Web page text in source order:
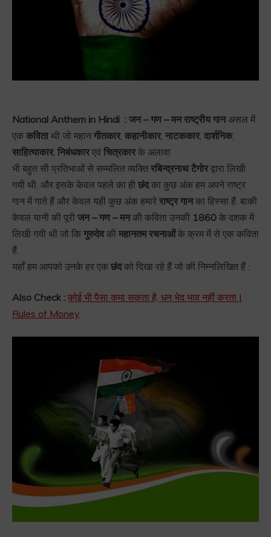
National Anthem in Hindi : जन – गण – मन राष्ट्रीय गानअसल में
एक कविताथी जो महान गीतकार, कहानीकार, नाटककार, दार्शनिक,
साहित्याकार, निबंधकारएवं चित्रकारके अलावा
भी बहुत सी प्रतिभाओं से सम्मलित व्यक्ति रबिन्द्रनाथ टैगोरद्वारा लिखी
गयी थी. और इसके केवल पहले का ही छंदका कुछ अंक हम अपने राष्ट्र
गान में गाते हैं और केवल यही कुछ अंक हमारे राष्ट्र गानका हिस्सा हैं. बाकी
केवल यानी की पूरी जन – गण – मनकी कविता उनकी 1860 के दशक में
लिखी गयी थी जो कि गुरुदेवकी महानतम रचनाओंके क्रम में से एक कविता
हैं.
यहाँ हम आपको उनके हर एक छंदको दिखा रहे हैं जो की निम्नलिखित हैं :
Also Check : कोई भी पैसा कमा सकता है, धन भेद भाव नहीं करता |
Rules of Money